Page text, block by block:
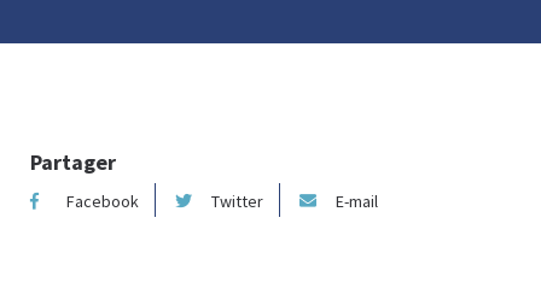
Partager
Facebook Twitter E-mail